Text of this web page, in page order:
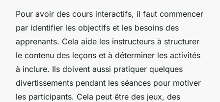
Pour avoir des cours interactifs, il faut commencer
par identifier les objectifs et les besoins des
apprenants. Cela aide les instructeurs à structurer
le contenu des leçons et à déterminer les activités
à inclure. Ils doivent aussi pratiquer quelques
divertissements pendant les séances pour motiver
les participants. Cela peut être des jeux, des